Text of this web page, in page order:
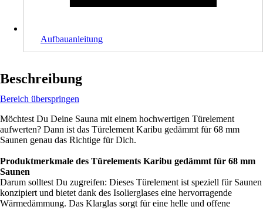
Aufbauanleitung
Beschreibung
Bereich überspringen
Möchtest Du Deine Sauna mit einem hochwertigen Türelement
aufwerten? Dann ist das Türelement Karibu gedämmt für 68 mm
Saunen genau das Richtige für Dich.
Produktmerkmale des Türelements Karibu gedämmt für 68 mm
Saunen
Darum solltest Du zugreifen: Dieses Türelement ist speziell für Saunen
konzipiert und bietet dank des Isolierglases eine hervorragende
Wärmedämmung. Das Klarglas sorgt für eine helle und offene